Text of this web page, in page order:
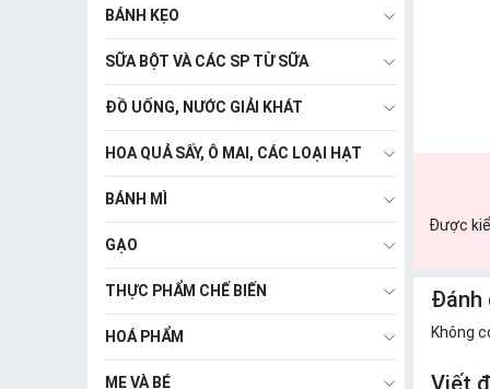
BÁNH KẸO
SỮA BỘT VÀ CÁC SP TỪ SỮA
ĐỒ UỐNG, NƯỚC GIẢI KHÁT
HOA QUẢ SẤY, Ô MAI, CÁC LOẠI HẠT
BÁNH MÌ
GẠO
THỰC PHẨM CHẾ BIẾN
HOÁ PHẨM
MẸ VÀ BÉ
Được
Đánh
Không
Viết